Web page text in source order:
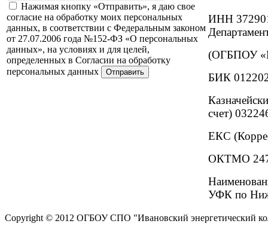
Нажимая кнопку «Отправить», я даю свое
согласие на обработку моих персональных
данных, в соответствии с Федеральным законом
от 27.07.2006 года №152-ФЗ «О персональных
данных», на условиях и для целей,
определенных в Согласии на обработку
персональных данных
ИНН
(ОГБПОУ
БИК
счет)
ЕКС
ОКТМО
УФК по
Copyright © 2012 ОГБОУ СПО "Ивановский энергетический